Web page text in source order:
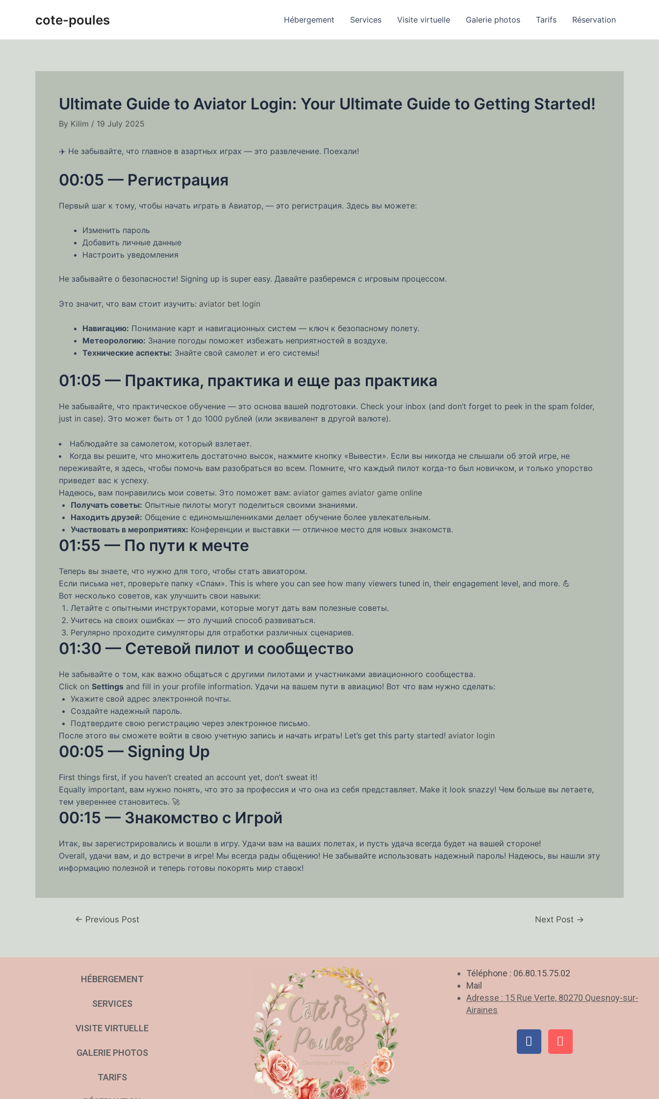
cote-poules Hébergement Services Visite virtuelle Galerie photos Tarifs Réservation
Ultimate Guide to Aviator Login: Your Ultimate Guide to Getting Started!
By Kilim / 19 July 2025
✈️ Не забывайте, что главное в азартных играх — это развлечение. Поехали!
00:05 — Регистрация
Первый шаг к тому, чтобы начать играть в Авиатор, — это регистрация. Здесь вы можете:
Изменить пароль
Добавить личные данные
Настроить уведомления
Не забывайте о безопасности! Signing up is super easy. Давайте разберемся с игровым процессом.
Это значит, что вам стоит изучить: aviator bet login
Навигацию: Понимание карт и навигационных систем — ключ к безопасному полету.
Метеорологию: Знание погоды поможет избежать неприятностей в воздухе.
Технические аспекты: Знайте свой самолет и его системы!
01:05 — Практика, практика и еще раз практика
Не забывайте, что практическое обучение — это основа вашей подготовки. Check your inbox (and don’t forget to peek in the spam folder,
just in case). Это может быть от 1 до 1000 рублей (или эквивалент в другой валюте).
Наблюдайте за самолетом, который взлетает.
Когда вы решите, что множитель достаточно высок, нажмите кнопку «Вывести». Если вы никогда не слышали об этой игре, не
переживайте, я здесь, чтобы помочь вам разобраться во всем. Помните, что каждый пилот когда-то был новичком, и только упорство
приведет вас к успеху.
Надеюсь, вам понравились мои советы. Это поможет вам: aviator games aviator game online
Получать советы: Опытные пилоты могут поделиться своими знаниями.
Находить друзей: Общение с единомышленниками делает обучение более увлекательным.
Участвовать в мероприятиях: Конференции и выставки — отличное место для новых знакомств.
01:55 — По пути к мечте
Теперь вы знаете, что нужно для того, чтобы стать авиатором.
Если письма нет, проверьте папку «Спам». This is where you can see how many viewers tuned in, their engagement level, and more. 💪
Вот несколько советов, как улучшить свои навыки:
Летайте с опытными инструкторами, которые могут дать вам полезные советы.
Учитесь на своих ошибках — это лучший способ развиваться.
Регулярно проходите симуляторы для отработки различных сценариев.
01:30 — Сетевой пилот и сообщество
Не забывайте о том, как важно общаться с другими пилотами и участниками авиационного сообщества.
Click on Settings and fill in your profile information. Удачи на вашем пути в авиацию! Вот что вам нужно сделать:
Укажите свой адрес электронной почты.
Создайте надежный пароль.
Подтвердите свою регистрацию через электронное письмо.
После этого вы сможете войти в свою учетную запись и начать играть! Let’s get this party started! aviator login
00:05 — Signing Up
First things first, if you haven’t created an account yet, don’t sweat it!
Equally important, вам нужно понять, что это за профессия и что она из себя представляет. Make it look snazzy! Чем больше вы летаете,
тем увереннее становитесь. 🚀
00:15 — Знакомство с Игрой
Итак, вы зарегистрировались и вошли в игру. Удачи вам на ваших полетах, и пусть удача всегда будет на вашей стороне!
Overall, удачи вам, и до встречи в игре! Мы всегда рады общению! Не забывайте использовать надежный пароль! Надеюсь, вы нашли эту
информацию полезной и теперь готовы покорять мир ставок!
navigation
← Previous Post Next Post →
HÉBERGEMENT
SERVICES
VISITE VIRTUELLE
GALERIE PHOTOS
TARIFS
Téléphone : 06.80.15.75.02
Mail
Adresse : 15 Rue Verte, 80270 Quesnoy-sur-
Airaines
F
a
M
a